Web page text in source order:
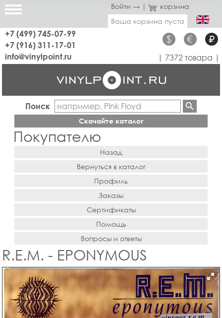
Войти → |
корзина
Ваша корзина пуста
+7 (499) 745-07-99
+7 (916) 311-17-01
$ € ₽
info@vinylpoint.ru | 7372 товара |
Поиск
Скачайте каталог
Покупателю
Назад
Вернуться в каталог
Профиль
Заказы
Сертификаты
Помощь
Вопросы и ответы
R.E.M. - EPONYMOUS